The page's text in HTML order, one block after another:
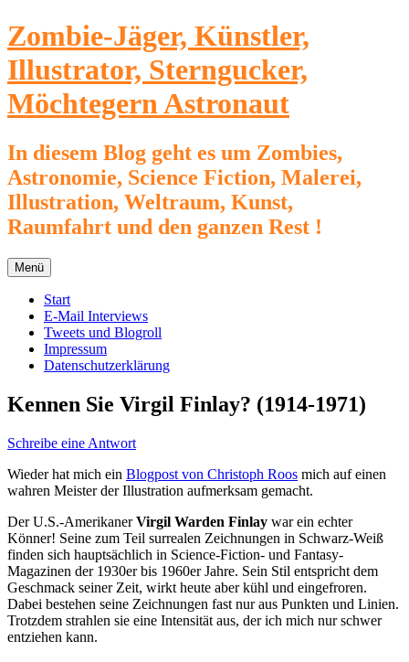
Zum
Inhalt
springen
Zombie-Jäger, Künstler,
Illustrator, Sterngucker,
Möchtegern Astronaut
In diesem Blog geht es um Zombies,
Astronomie, Science Fiction, Malerei,
Illustration, Weltraum, Kunst,
Raumfahrt und den ganzen Rest !
Menü
Start
E-Mail Interviews
Tweets und Blogroll
Impressum
Datenschutzerklärung
Kennen Sie Virgil Finlay? (1914-1971)
Schreibe eine Antwort
Wieder hat mich ein Blogpost von Christoph Roos mich auf einen
wahren Meister der Illustration aufmerksam gemacht.
Der U.S.-AmerikanerVirgil Warden Finlay war ein echter
Könner! Seine zum Teil surrealen Zeichnungen in Schwarz-Weiß
finden sich hauptsächlich in Science-Fiction- und Fantasy-
Magazinen der 1930er bis 1960er Jahre. Sein Stil entspricht dem
Geschmack seiner Zeit, wirkt heute aber kühl und eingefroren.
Dabei bestehen seine Zeichnungen fast nur aus Punkten und Linien.
Trotzdem strahlen sie eine Intensität aus, der ich mich nur schwer
entziehen kann.